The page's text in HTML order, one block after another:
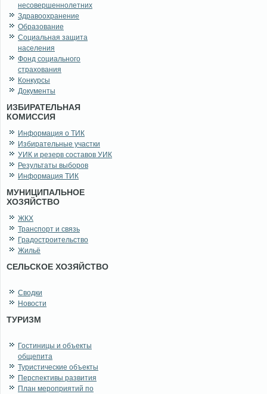
несовершеннолетних
Здравоохранение
Образование
Социальная защита
населения
Фонд социального
страхования
Конкурсы
Документы
ИЗБИРАТЕЛЬНАЯ
КОМИССИЯ
Информация о ТИК
Избирательные участки
УИК и резерв составов УИК
Результаты выборов
Информация ТИК
МУНИЦИПАЛЬНОЕ
ХОЗЯЙСТВО
ЖКХ
Транспорт и связь
Градостроительство
Жильё
СЕЛЬСКОЕ ХОЗЯЙСТВО
Сводки
Новости
ТУРИЗМ
Гостиницы и объекты
общепита
Туристические объекты
Перспективы развития
План мероприятий по